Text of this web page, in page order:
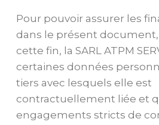
Pour pouvoir assurer les
dans le présent
cette fin, la SARL ATPM
certaines données
tiers avec lesquels elle est
contractuellement liée et
engagements stricts de